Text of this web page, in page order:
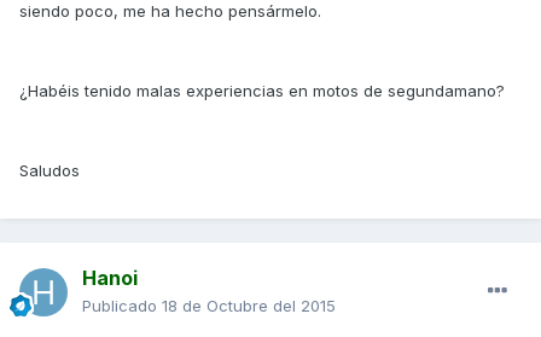
siendo poco, me ha hecho pensármelo.
¿Habéis tenido malas experiencias en motos de segundamano?
Saludos
Hanoi
Publicado 18 de Octubre del 2015